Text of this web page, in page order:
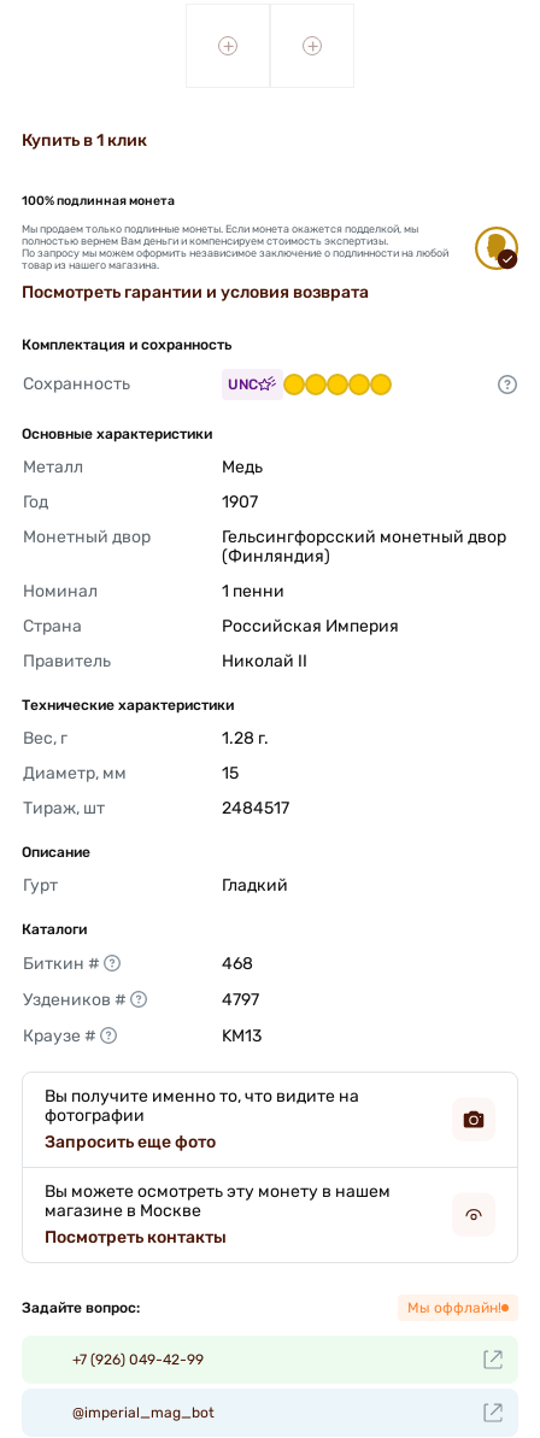
+ +
Купить в 1 клик
100% подлинная монета
Мы продаем только подлинные монеты. Если монета окажется подделкой, мы
полностью вернем Вам деньги и компенсируем стоимость экспертизы.
По запросу мы можем оформить независимое заключение о подлинности на любой
товар из нашего магазина.
Посмотреть гарантии и условия возврата
Комплектация и сохранность
Сохранность UNC
Основные характеристики
Металл
Медь
Год
1907
Монетный двор
Гельсингфорсский монетный двор
(Финляндия)
Номинал
1 пенни
Страна
Российская Империя
Правитель
Николай II
Технические характеристики
Вес, г
1.28 г.
Диаметр, мм
15
Тираж, шт
2484517
Описание
Гурт Гладкий
Каталоги
Биткин #
468
Уздеников #
4797
Краузе #
KM13
Вы получите именно то, что видите на
фотографии
Запросить еще фото
Вы можете осмотреть эту монету в нашем
магазине в Москве
Посмотреть контакты
Задайте вопрос: Мы оффлайн!
+7 (926) 049-42-99
@imperial_mag_bot